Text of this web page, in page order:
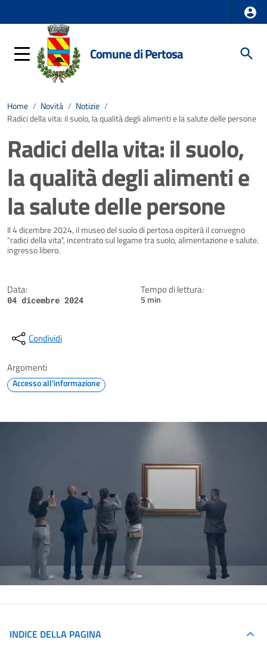
Comune di Pertosa
Home / Novità / Notizie /
Radici della vita: il suolo, la qualità degli alimenti e la salute delle persone
Radici della vita: il suolo,
la qualità degli alimenti e
la salute delle persone
Dettagli della notizia
Il 4 dicembre 2024, il museo del suolo di pertosa ospiterà il convegno
"radici della vita", incentrato sul legame tra suolo, alimentazione e salute.
ingresso libero.
Data:
04 dicembre 2024
Tempo di lettura:
5 min
Condividi
Argomenti
Accesso all'informazione
INDICE DELLA PAGINA